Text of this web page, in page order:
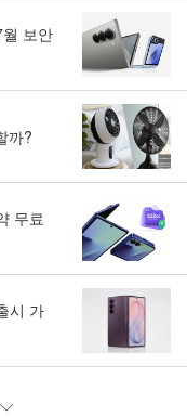
보안
까?
무료
시 가